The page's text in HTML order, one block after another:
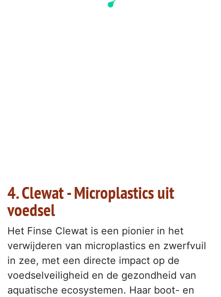
4. Clewat - Microplastics uit
voedsel
Het Finse Clewat is een pionier in het
verwijderen van microplastics en zwerfvuil
in zee, met een directe impact op de
voedselveiligheid en de gezondheid van
aquatische ecosystemen. Haar boot- en